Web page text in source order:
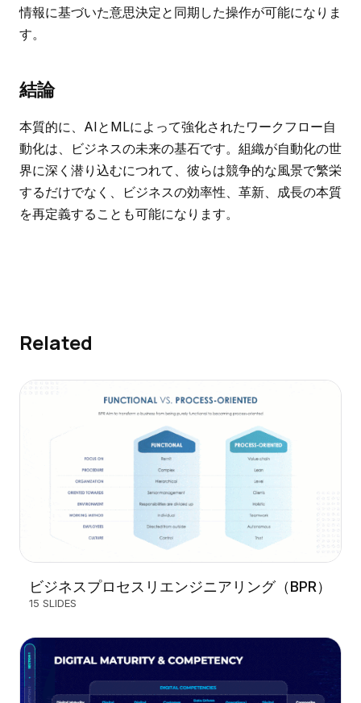
情報に基づいた意思決定と同期した操作が可能になりま
す。
結論
本質的に、AIとMLによって強化されたワークフロー自
動化は、ビジネスの未来の基石です。組織が自動化の世
界に深く潜り込むにつれて、彼らは競争的な風景で繁栄
するだけでなく、ビジネスの効率性、革新、成長の本質
を再定義することも可能になります。
Related
ビジネスプロセスリエンジニアリング（BPR）
15 SLIDES